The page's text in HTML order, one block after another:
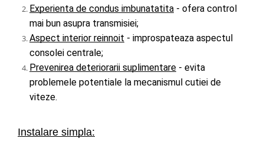
Experienta de condus imbunatatita - ofera control
mai bun asupra transmisiei;
Aspect interior reinnoit - improspateaza aspectul
consolei centrale;
Prevenirea deteriorarii suplimentare - evita
problemele potentiale la mecanismul cutiei de
viteze.
Instalare simpla: